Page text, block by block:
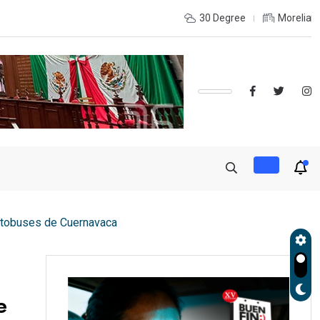
DEL ESTADO Y DESEAS ESTUDIAR UNA LICENCIATURA?,
30 Degree Morelia
de Cuernavaca